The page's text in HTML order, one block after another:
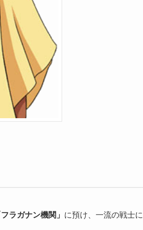
フラガナン機関」 に預け、一流の戦士に